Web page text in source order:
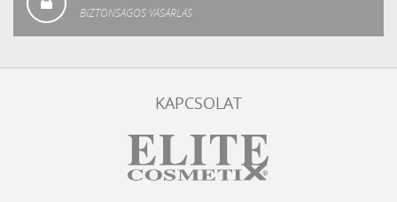
BIZTONSÁGOS VÁSÁRLÁS
KAPCSOLAT